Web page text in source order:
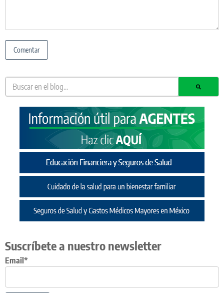
Suscríbete a nuestro newsletter
Email*